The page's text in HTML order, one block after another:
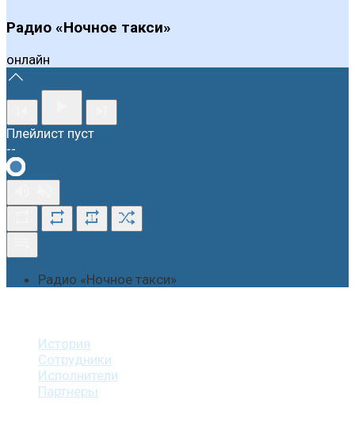
Радио «Ночное такси»
онлайн
Плейлист пуст
--
1
Радио «Ночное такси»
История
Сотрудники
Исполнители
Партнеры